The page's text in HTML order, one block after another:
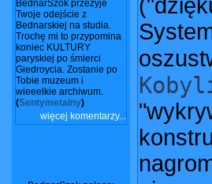
BednarSzok przeżyje
Twoje odejście z
Bednarskiej na studia.
Trochę mi to przypomina
koniec KULTURY
paryskiej po śmierci
Giedroycia. Zostanie po
Tobie muzeum i
wieeelkie archiwum.
(Sentymetalny)
więcej komentarzy...